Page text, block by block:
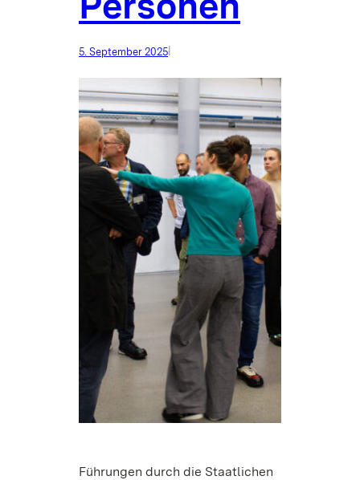
5. September 2025
Führungen durch die Staatlichen